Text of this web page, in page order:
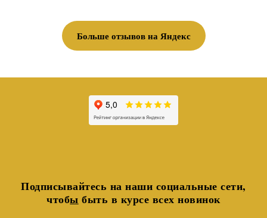
Больше отзывов на Яндекс
Подписывайтесь на наши социальные сети,
чтобы быть в курсе всех новинок